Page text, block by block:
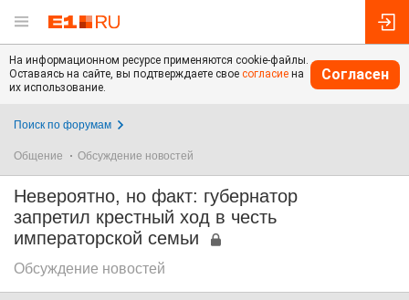
На информационном ресурсе применяются cookie-файлы.
Оставаясь на сайте, вы подтверждаете свое согласие на
их использование.
Согласен
Поиск по форумам
Общение Обсуждение новостей
Невероятно, но факт: губернатор
запретил крестный ход в честь
императорской семьи
Обсуждение новостей